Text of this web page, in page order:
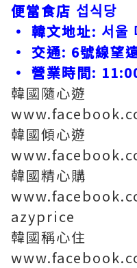
便當食店 섭식당
• 韓文地址: 서울
• 交通: 6號線望
• 營業時間:
韓國隨心遊
韓國傾心遊
韓國精心購
azyprice
韓國稱心住